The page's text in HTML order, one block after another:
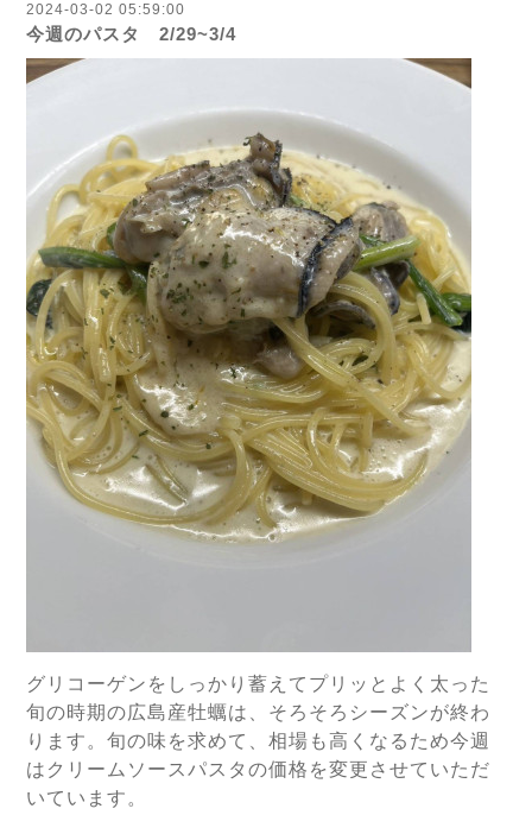
2024-03-02 05:59:00
今週のパスタ 2/29~3/4
グリコーゲンをしっかり蓄えてプリッとよく太った
旬の時期の広島産牡蠣は、そろそろシーズンが終わ
ります。旬の味を求めて、相場も高くなるため今週
はクリームソースパスタの価格を変更させていただ
いています。